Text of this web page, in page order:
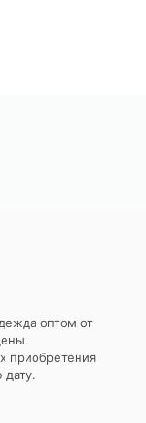
оптом от
приобретения
дату.